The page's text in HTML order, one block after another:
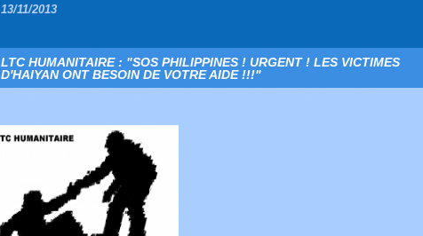
13/11/2013
LTC HUMANITAIRE : "SOS PHILIPPINES ! URGENT ! LES VICTIMES
D'HAIYAN ONT BESOIN DE VOTRE AIDE !!!"